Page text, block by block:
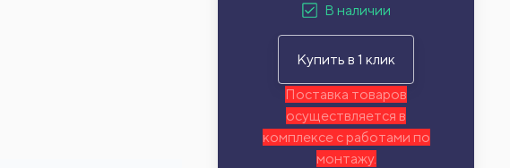
В наличии
Купить в 1 клик
Поставка товаров
осуществляется в
комплексе с работами по
монтажу.